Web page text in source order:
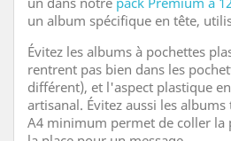
un album spécifique en tête,
Évitez les albums à pochettes
rentrent pas bien dans les
différent), et l'aspect plastique
artisanal. Évitez aussi les
A4 minimum permet de coller la